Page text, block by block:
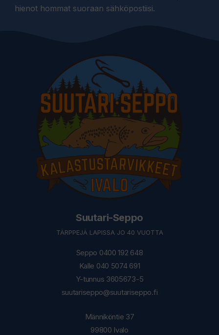
hienot hommat suoraan sähköpostiisi.
Suutari-Seppo
TÄRPPEJÄ LAPISSA JO 40 VUOTTA
Seppo 0400 192 648
Kalle 040 5074 691
Y-tunnus 3605673-5
suutariseppo@suutariseppo.fi
Männiköntie 37
99800 Ivalo